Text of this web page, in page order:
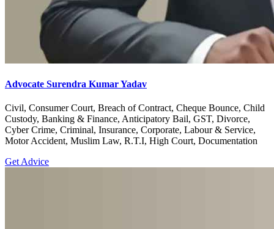
Advocate Surendra Kumar Yadav
Civil, Consumer Court, Breach of Contract, Cheque Bounce, Child
Custody, Banking & Finance, Anticipatory Bail, GST, Divorce,
Cyber Crime, Criminal, Insurance, Corporate, Labour & Service,
Motor Accident, Muslim Law, R.T.I, High Court, Documentation
Get Advice